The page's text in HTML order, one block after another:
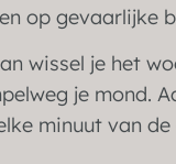
op gevaarlijke
wissel je het
je mond.
minuut van